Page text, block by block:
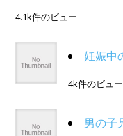
4.1k件のビュー
妊娠中
4k件のビュー
男の子